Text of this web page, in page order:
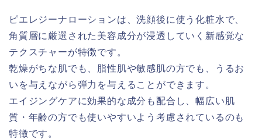
ピエレジーナローションは、洗顔後に使う化粧水で、
角質層に厳選された美容成分が浸透していく新感覚な
テクスチャーが特徴です。
乾燥がちな肌でも、脂性肌や敏感肌の方でも、うるお
いを与えながら弾力を与えることができます。
エイジングケアに効果的な成分も配合し、幅広い肌
質・年齢の方でも使いやすいよう考慮されているのも
特徴です。